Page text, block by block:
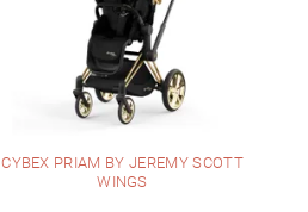
CYBEX PRIAM BY JEREMY SCOTT
WINGS